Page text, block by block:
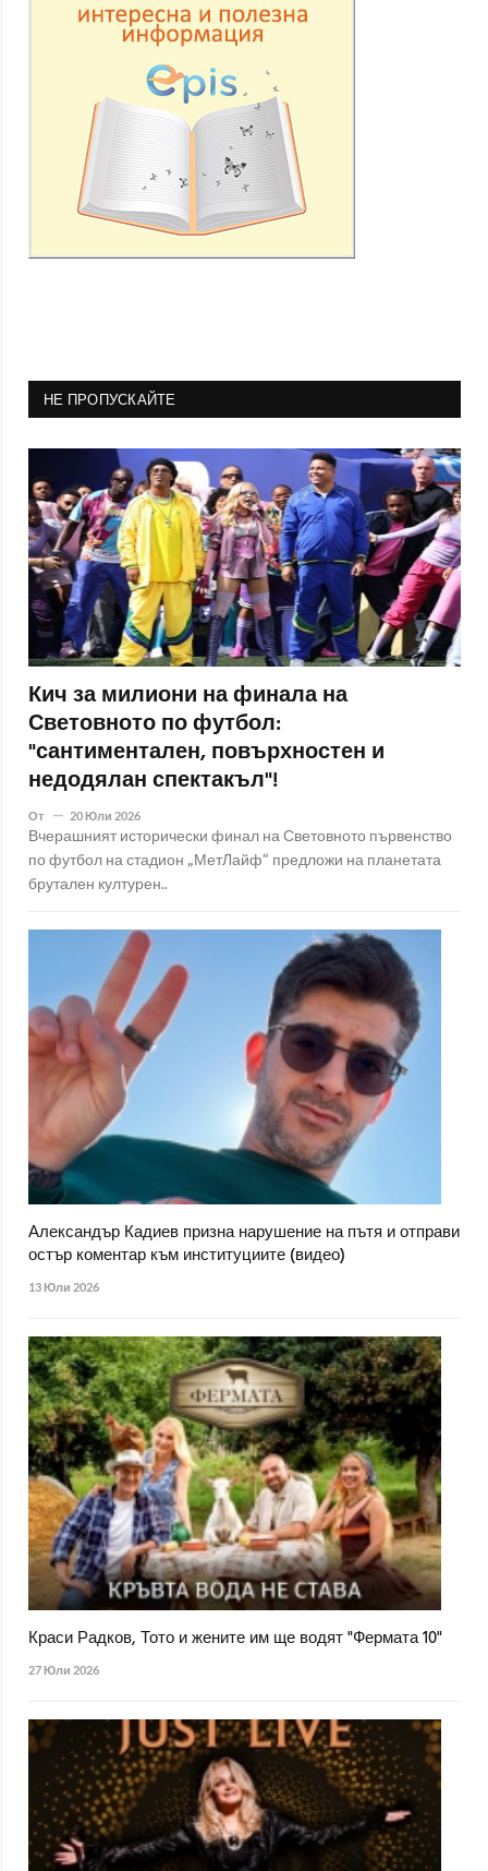
НЕ ПРОПУСКАЙТЕ
Кич за милиони на финала на
Световното по футбол:
"сантиментален, повърхностен и
недодялан спектакъл"!
От 20 Юли 2026
Вчерашният исторически финал на Световното първенство
по футбол на стадион „МетЛайф“ предложи на планетата
брутален културен..
Александър Кадиев призна нарушение на пътя и отправи
остър коментар към институциите (видео)
13 Юли 2026
Краси Радков, Тото и жените им ще водят "Фермата 10"
27 Юли 2026